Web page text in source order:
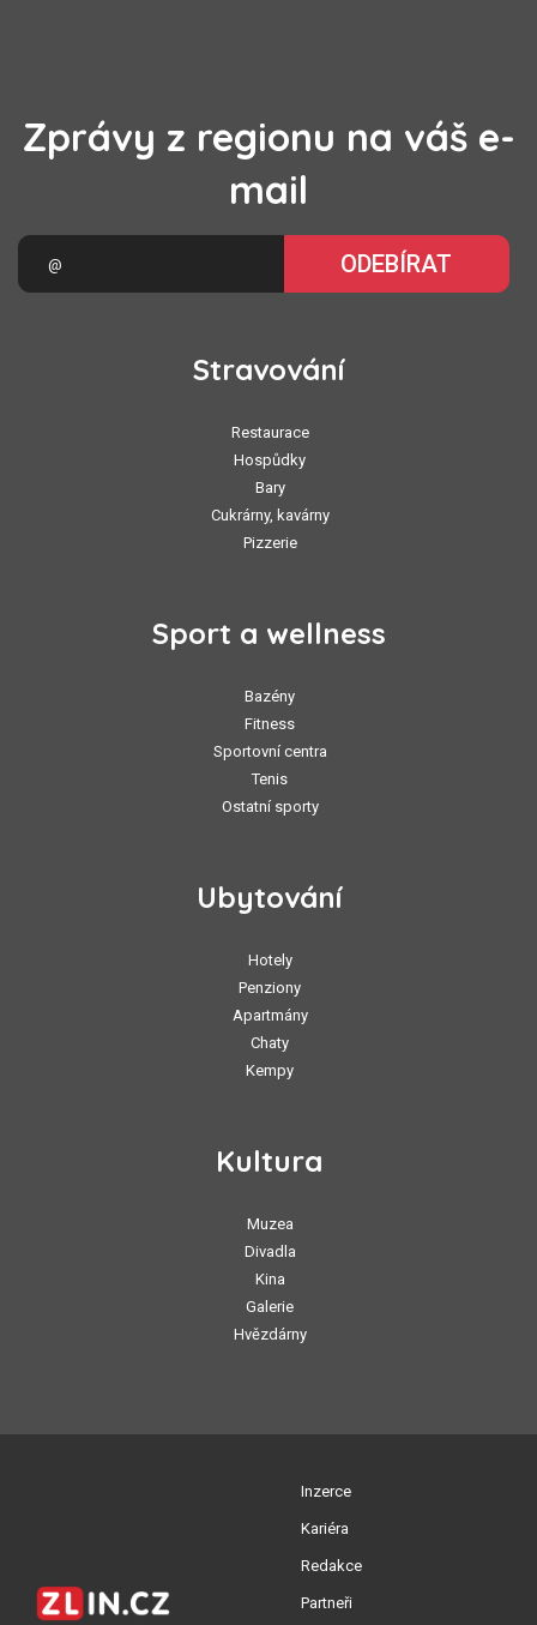
Zprávy z regionu na váš e-
mail
ODEBÍRAT
Stravování
Restaurace
Hospůdky
Bary
Cukrárny, kavárny
Pizzerie
Sport a wellness
Bazény
Fitness
Sportovní centra
Tenis
Ostatní sporty
Ubytování
Hotely
Penziony
Apartmány
Chaty
Kempy
Kultura
Muzea
Divadla
Kina
Galerie
Hvězdárny
Inzerce
Kariéra
Redakce
Partneři